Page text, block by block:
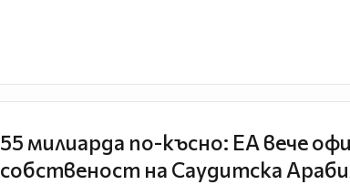
55 милиарда по-късно: EA вече
собственост на Саудитска